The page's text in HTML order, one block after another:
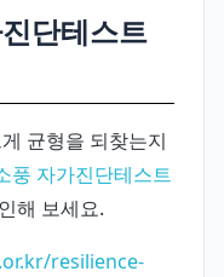
단테스트
균형을 되찾는지
풍 자가진단테스트
해 보세요.
resilience-